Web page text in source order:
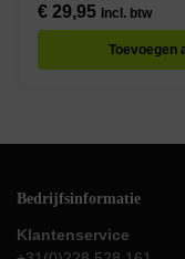
€29,95 Incl. btw
Toevoegen
Bedrijfsinformatie
Klantenservice